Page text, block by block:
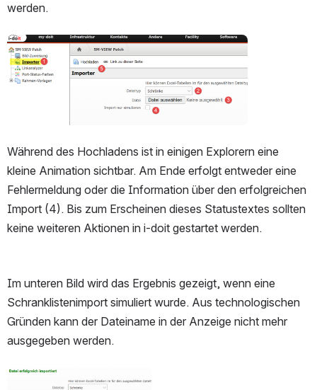
werden.
öffnen
Während des Hochladens ist in einigen Explorern eine
kleine Animation sichtbar. Am Ende erfolgt entweder eine
Fehlermeldung oder die Information über den erfolgreichen
Import (4). Bis zum Erscheinen dieses Statustextes sollten
keine weiteren Aktionen in i-doit gestartet werden.
Im unteren Bild wird das Ergebnis gezeigt, wenn eine
Schranklistenimport simuliert wurde. Aus technologischen
Gründen kann der Dateiname in der Anzeige nicht mehr
ausgegeben werden.